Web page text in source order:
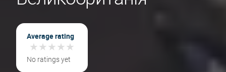
Average rating
★★★★★
★★★★★
No ratings yet